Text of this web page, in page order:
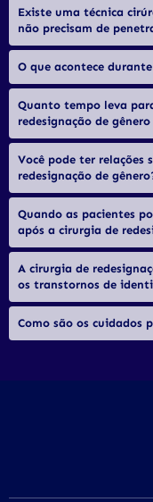
Existe uma técnica
não precisam de
O que acontece
Quanto tempo leva
redesignação de
Você pode ter relações
redesignação de
Quando as pacientes
após a cirurgia de
A cirurgia de
os transtornos de
Como são os cuidados